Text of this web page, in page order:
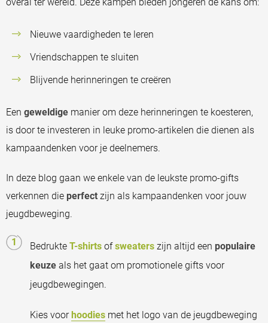
Nieuwe vaardigheden te leren
Vriendschappen te sluiten
Blijvende herinneringen te creëren
Een geweldige manier om deze herinneringen te koesteren,
is door te investeren in leuke promo-artikelen die dienen als
kampaandenken voor je deelnemers.
In deze blog gaan we enkele van de leukste promo-gifts
verkennen die perfect zijn als kampaandenken voor jouw
jeugdbeweging.
Bedrukte T-shirts ofsweaters zijn altijd een populaire
keuze als het gaat om promotionele gifts voor
jeugdbewegingen.
Kies voorhoodies met het logo van de jeugdbeweging